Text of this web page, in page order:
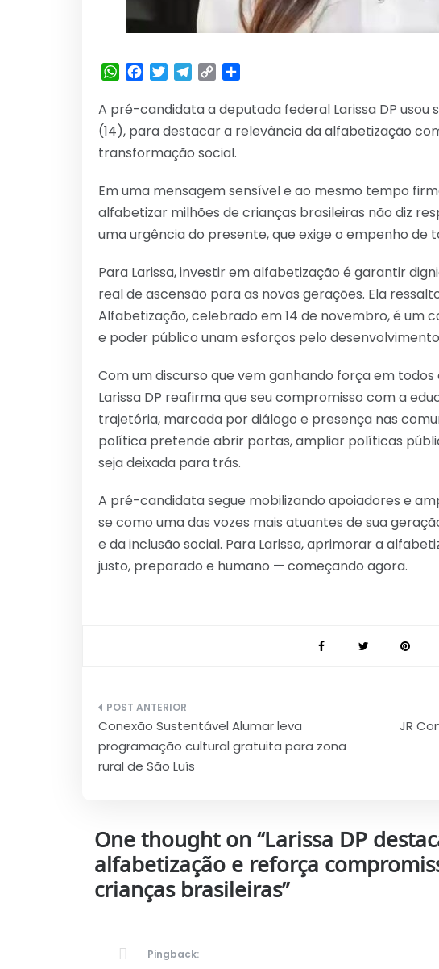
WhatsApp
Facebook
TwitterTelegram
Copy
A pré-candidata a deputada federal Larissa DP usou
(14), para destacar a relevância da alfabetização
transformação social.
Em uma mensagem sensível e ao mesmo tempo
alfabetizar milhões de crianças brasileiras não diz
uma urgência do presente, que exige o empenho de
Para Larissa, investir em alfabetização é garantir
real de ascensão para as novas gerações. Ela
Alfabetização, celebrado em 14 de novembro, é um
e poder público unam esforços pelo
Com um discurso que vem ganhando força em
Larissa DP reafirma que seu compromisso com a
trajetória, marcada por diálogo e presença nas
política pretende abrir portas, ampliar políticas
seja deixada para trás.
A pré-candidata segue mobilizando apoiadores e
se como uma das vozes mais atuantes de sua
e da inclusão social. Para Larissa, aprimorar a
justo, preparado e humano — começando agora.
Navegação
de
Post
Conexão Sustentável Alumar leva
programação cultural gratuita para zona
rural de São Luís
JR
One thought on “Larissa DP
alfabetização e reforça
crianças brasileiras”
Pingback: